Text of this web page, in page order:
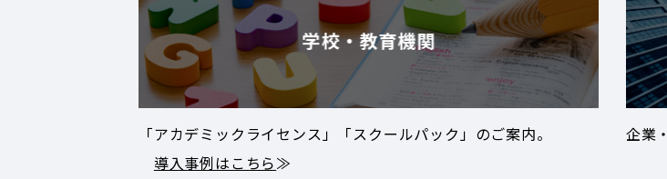
学校・教育機関
「アカデミックライセンス」「スクールパック」のご案内。
導入事例はこちら≫
企業